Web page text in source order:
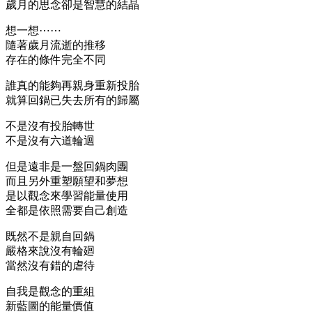
歲月的思念卻是智慧的結晶
想一想⋯⋯
隨著歲月流逝的推移
存在的條件完全不同
誰真的能夠再親身重新投胎
就算回鍋已失去所有的歸屬
不是沒有投胎轉世
不是沒有六道輪迴
但是遠非是一盤回鍋肉團
而且另外重塑願望和夢想
是以觀念來學習能量使用
全都是依照需要自己創造
既然不是親自回鍋
嚴格來說沒有輪廻
當然沒有錯的虐待
自我是觀念的重組
新藍圖的能量價值